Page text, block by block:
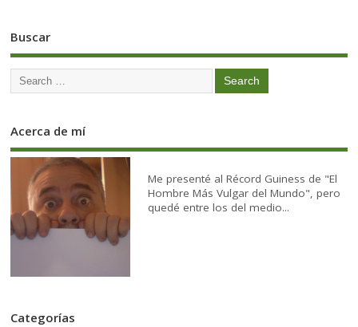
Buscar
Acerca de mí
Me presenté al Récord Guiness de "El
Hombre Más Vulgar del Mundo", pero
quedé entre los del medio...
Categorías